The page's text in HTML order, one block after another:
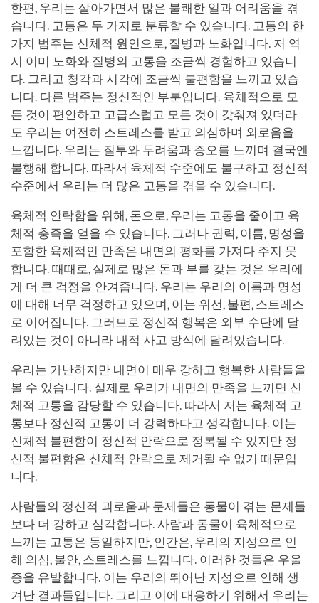
한편, 우리는 살아가면서 많은 불쾌한 일과 어려움을 겪
습니다. 고통은 두 가지로 분류할 수 있습니다. 고통의 한
가지 범주는 신체적 원인으로, 질병과 노화입니다. 저 역
시 이미 노화와 질병의 고통을 조금씩 경험하고 있습니
다. 그리고 청각과 시각에 조금씩 불편함을 느끼고 있습
니다. 다른 범주는 정신적인 부분입니다. 육체적으로 모
든 것이 편안하고 고급스럽고 모든 것이 갖춰져 있더라
도 우리는 여전히 스트레스를 받고 의심하며 외로움을
느낍니다. 우리는 질투와 두려움과 증오를 느끼며 결국엔
불행해 합니다. 따라서 육체적 수준에도 불구하고 정신적
수준에서 우리는 더 많은 고통을 겪을 수 있습니다.
육체적 안락함을 위해, 돈으로, 우리는 고통을 줄이고 육
체적 충족을 얻을 수 있습니다. 그러나 권력, 이름, 명성을
포함한 육체적인 만족은 내면의 평화를 가져다 주지 못
합니다. 때때로, 실제로 많은 돈과 부를 갖는 것은 우리에
게 더 큰 걱정을 안겨줍니다. 우리는 우리의 이름과 명성
에 대해 너무 걱정하고 있으며, 이는 위선, 불편, 스트레스
로 이어집니다. 그러므로 정신적 행복은 외부 수단에 달
려있는 것이 아니라 내적 사고 방식에 달려있습니다.
우리는 가난하지만 내면이 매우 강하고 행복한 사람들을
볼 수 있습니다. 실제로 우리가 내면의 만족을 느끼면 신
체적 고통을 감당할 수 있습니다. 따라서 저는 육체적 고
통보다 정신적 고통이 더 강력하다고 생각합니다. 이는
신체적 불편함이 정신적 안락으로 정복될 수 있지만 정
신적 불편함은 신체적 안락으로 제거될 수 없기 때문입
니다.
사람들의 정신적 괴로움과 문제들은 동물이 겪는 문제들
보다 더 강하고 심각합니다. 사람과 동물이 육체적으로
느끼는 고통은 동일하지만, 인간은, 우리의 지성으로 인
해 의심, 불안, 스트레스를 느낍니다. 이러한 것들은 우울
증을 유발합니다. 이는 우리의 뛰어난 지성으로 인해 생
겨난 결과들입니다. 그리고 이에 대응하기 위해서 우리는